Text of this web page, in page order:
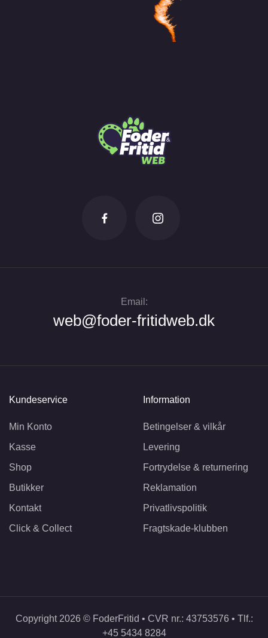
Email:
web@foder-fritidweb.dk
Kundeservice
Min Konto
Kasse
Shop
Butikker
Kontakt
Click & Collect
Information
Betingelser & vilkår
Levering
Fortrydelse & returnering
Reklamation
Privatlivspolitik
Fragtskade-klubben
Copyright 2026 © FoderFritid • CVR nr.: 43753576 • Tlf.:
+45 5434 8284